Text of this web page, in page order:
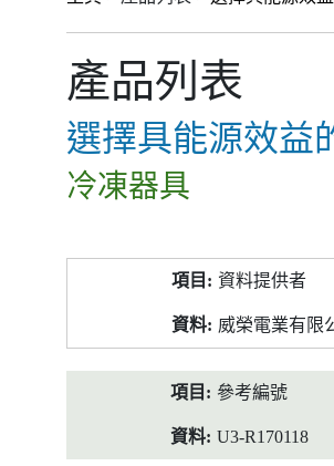
產品列表
選擇具能源效益
冷凍器具
料
資料提供者
威榮電業有限
參考編號
U3-R170118